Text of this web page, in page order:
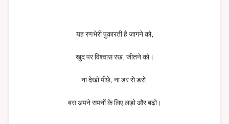
यह रणभेरी पुकारती है जागने को,
खुद पर विश्वास रख, जीतने को।
ना देखो पीछे, ना डर से डरो,
बस अपने सपनों के लिए लड़ो और बढ़ो।